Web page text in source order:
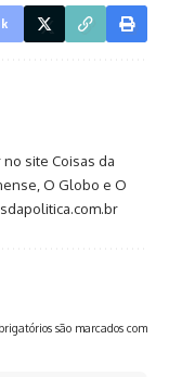
site Coisas da
O Globo e O
são marcados com